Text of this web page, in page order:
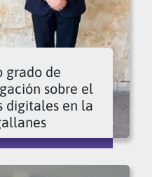
grado de
sobre el
digitales en la